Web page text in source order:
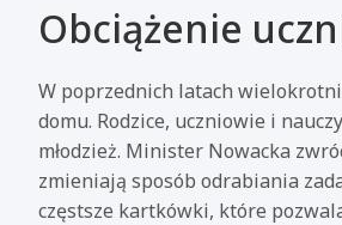
Obciążenie
W poprzednich latach
domu. Rodzice, uczniowie i
młodzież. Minister Nowacka
zmieniają sposób odrabiania
częstsze kartkówki, które